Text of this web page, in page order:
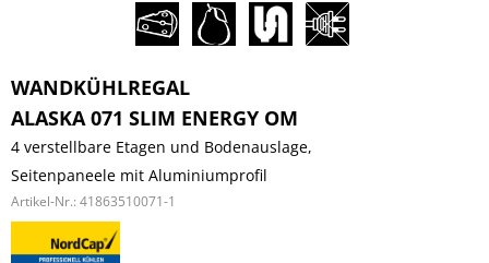
WANDKÜHLREGAL
ALASKA 071 SLIM ENERGY OM
4 verstellbare Etagen und Bodenauslage,
Seitenpaneele mit Aluminiumprofil
Artikel-Nr.: 41863510071-1